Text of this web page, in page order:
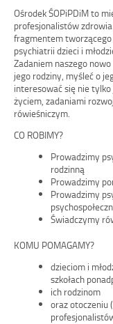
Ośrodek ŚOPiPDiM to
profesjonalistów
fragmentem
psychiatrii dzieci i
Zadaniem naszego
jego rodziny, myśleć o
interesować się nie
życiem, zadaniami
rówieśniczym.
CO ROBIMY?
Prowadzimy
rodzinną
Prowadzimy
Prowadzimy
Świadczymy
KOMU POMAGAMY?
dzieciom i
szkołach
ich rodzinom
oraz otoczeniu